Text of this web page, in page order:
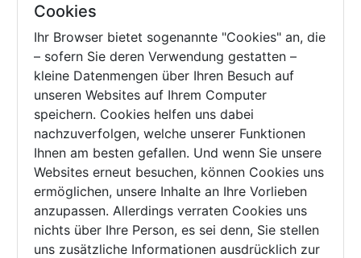
Cookies
Ihr Browser bietet sogenannte "Cookies" an, die
– sofern Sie deren Verwendung gestatten –
kleine Datenmengen über Ihren Besuch auf
unseren Websites auf Ihrem Computer
speichern. Cookies helfen uns dabei
nachzuverfolgen, welche unserer Funktionen
Ihnen am besten gefallen. Und wenn Sie unsere
Websites erneut besuchen, können Cookies uns
ermöglichen, unsere Inhalte an Ihre Vorlieben
anzupassen. Allerdings verraten Cookies uns
nichts über Ihre Person, es sei denn, Sie stellen
uns zusätzliche Informationen ausdrücklich zur